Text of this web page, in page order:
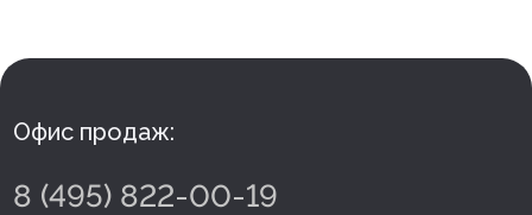
Офис продаж:
8 (495) 822-00-19